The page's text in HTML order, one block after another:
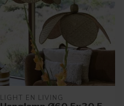
LIGHT EN LIVING